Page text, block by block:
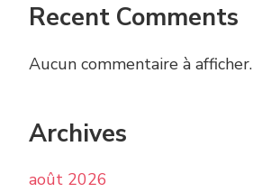
Recent Comments
Aucun commentaire à afficher.
Archives
août 2026